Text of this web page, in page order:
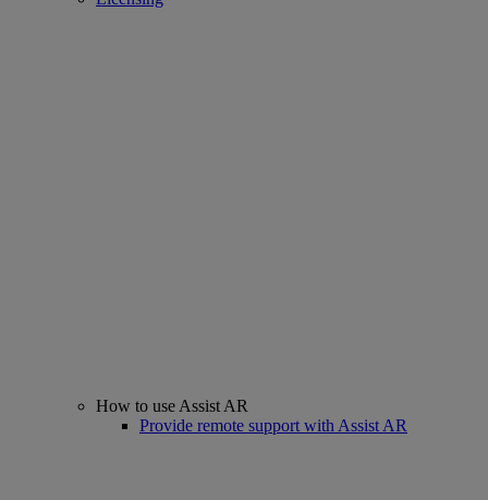
How to use Assist AR
Provide remote support with Assist AR